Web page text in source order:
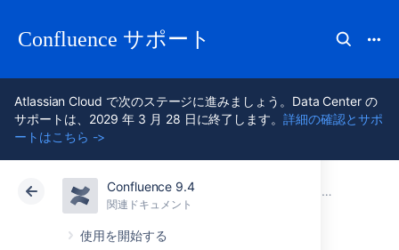
Confluence サポート
Atlassian Cloud で次のステージに進みましょう。Data Center の
サポートは、2029 年 3 月 28 日に終了します。詳細の確認とサポ
ートはこちら ->
Confluence 9.4
関連ドキュメント
使用を開始する
アトラシアン サポート 関連ドキュメント
クラウド Data Center 9.4